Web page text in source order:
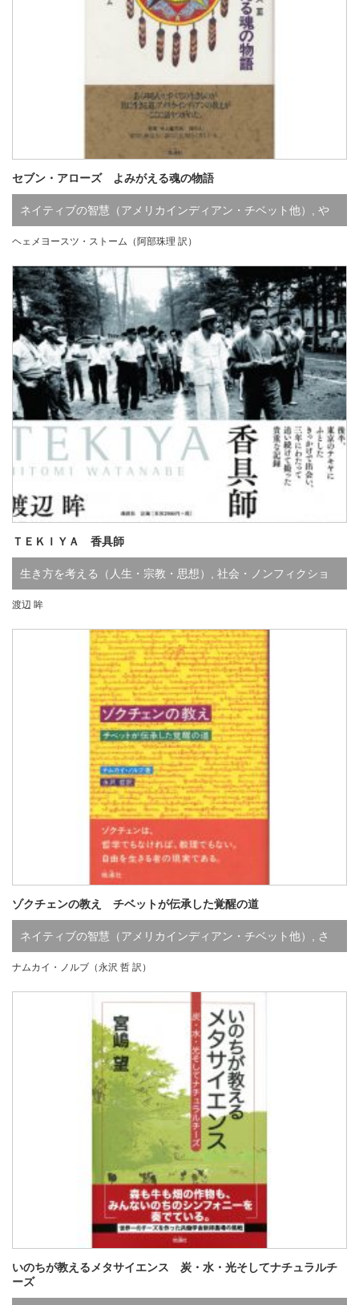
セブン・アローズ よみがえる魂の物語
ネイティブの智慧（アメリカインディアン・チベット他） や
行,さ行,既刊 ,品切
ヘェメヨースツ・ストーム（阿部珠理 訳）
ＴＥＫＩＹＡ 香具師
生き方を考える（人生・宗教・思想） 社会・ノンフィクショ
ン ,た行
渡辺 眸
ゾクチェンの教え チベットが伝承した覚醒の道
ネイティブの智慧（アメリカインディアン・チベット他） , さ
行,な行 ,既刊 ,品切
ナムカイ・ノルブ（永沢 哲 訳）
いのちが教えるメタサイエンス 炭・水・光そしてナチュラルチ
ーズ